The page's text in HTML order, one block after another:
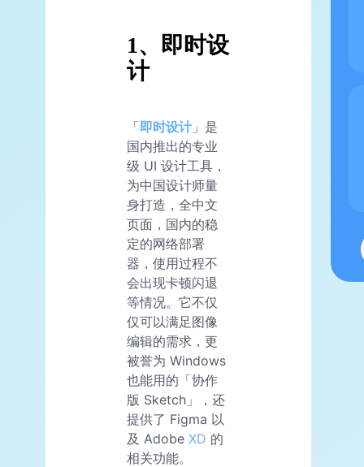
1、即时设
计
「即时设计 」是
国内推出的专业
级 UI 设计工具，
为中国设计师量
身打造，全中文
页面，国内的稳
定的网络部署
器，使用过程不
会出现卡顿闪退
等情况。它不仅
仅可以满足图像
编辑的需求，更
被誉为 Windows
也能用的「协作
版 Sketch」，还
提供了 Figma 以
及 Adobe XD 的
相关功能。